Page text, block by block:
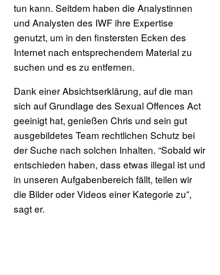
tun kann. Seitdem haben die Analystinnen
und Analysten des IWF ihre Expertise
genutzt, um in den finstersten Ecken des
Internet nach entsprechendem Material zu
suchen und es zu entfernen.
Dank einer Absichtserklärung, auf die man
sich auf Grundlage des Sexual Offences Act
geeinigt hat, genießen Chris und sein gut
ausgebildetes Team rechtlichen Schutz bei
der Suche nach solchen Inhalten. “Sobald wir
entschieden haben, dass etwas illegal ist und
in unseren Aufgabenbereich fällt, teilen wir
die Bilder oder Videos einer Kategorie zu”,
sagt er.